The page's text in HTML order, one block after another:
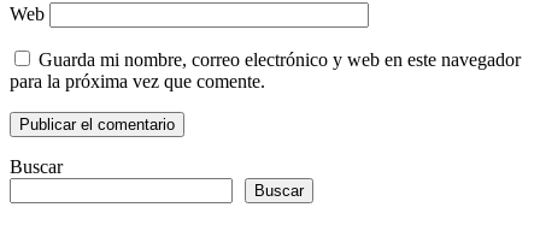
Web
Guarda mi nombre, correo electrónico y web en este navegador
para la próxima vez que comente.
Buscar
Buscar